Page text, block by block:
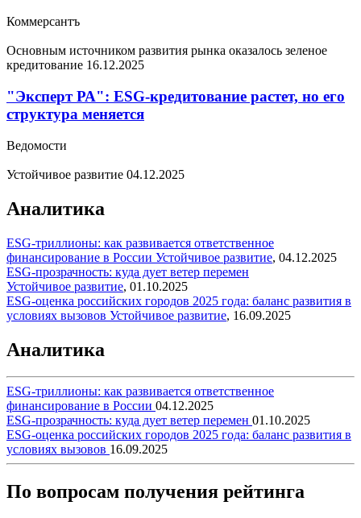
Коммерсантъ
Основным источником развития рынка оказалось зеленое
кредитование 16.12.2025
"Эксперт РА": ESG-кредитование растет, но его
структура меняется
Ведомости
Устойчивое развитие 04.12.2025
Аналитика
ESG-триллионы: как развивается ответственное
финансирование в России Устойчивое развитие, 04.12.2025
ESG-прозрачность: куда дует ветер перемен
Устойчивое развитие, 01.10.2025
ESG-оценка российских городов 2025 года: баланс развития в
условиях вызовов Устойчивое развитие, 16.09.2025
Аналитика
ESG-триллионы: как развивается ответственное
финансирование в России 04.12.2025
ESG-прозрачность: куда дует ветер перемен 01.10.2025
ESG-оценка российских городов 2025 года: баланс развития в
условиях вызовов 16.09.2025
По вопросам получения рейтинга